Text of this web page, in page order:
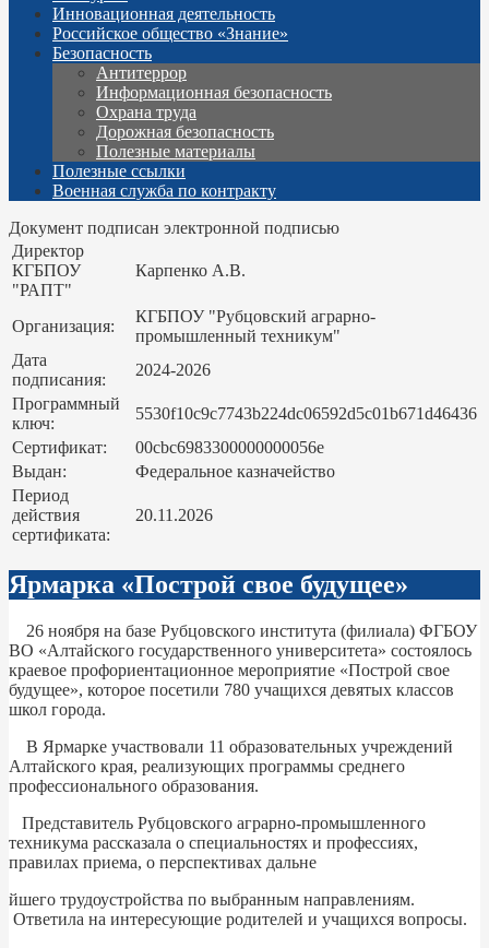
Инновационная деятельность
Российское общество «Знание»
Безопасность
Антитеррор
Информационная безопасность
Охрана труда
Дорожная безопасность
Полезные материалы
Полезные ссылки
Военная служба по контракту
Документ подписан электронной подписью
Директор
КГБПОУ
"РАПТ"
Карпенко А.В.
Организация:
КГБПОУ "Рубцовский аграрно-
промышленный техникум"
Дата
подписания:
2024-2026
Программный
ключ:
5530f10c9c7743b224dc06592d5c01b671d46436
Сертификат:
00cbc6983300000000056e
Выдан:
Федеральное казначейство
Период
действия
сертификата:
20.11.2026
Ярмарка «Построй свое будущее»
26 ноября на базе Рубцовского института (филиала) ФГБОУ
ВО «Алтайского государственного университета» состоялось
краевое профориентационное мероприятие «Построй свое
будущее», которое посетили 780 учащихся девятых классов
школ города.
В Ярмарке участвовали 11 образовательных учреждений
Алтайского края, реализующих программы среднего
профессионального образования.
Представитель Рубцовского аграрно-промышленного
техникума рассказала о специальностях и профессиях,
правилах приема, о перспективах дальне
йшего трудоустройства по выбранным направлениям.
Ответила на интересующие родителей и учащихся вопросы.